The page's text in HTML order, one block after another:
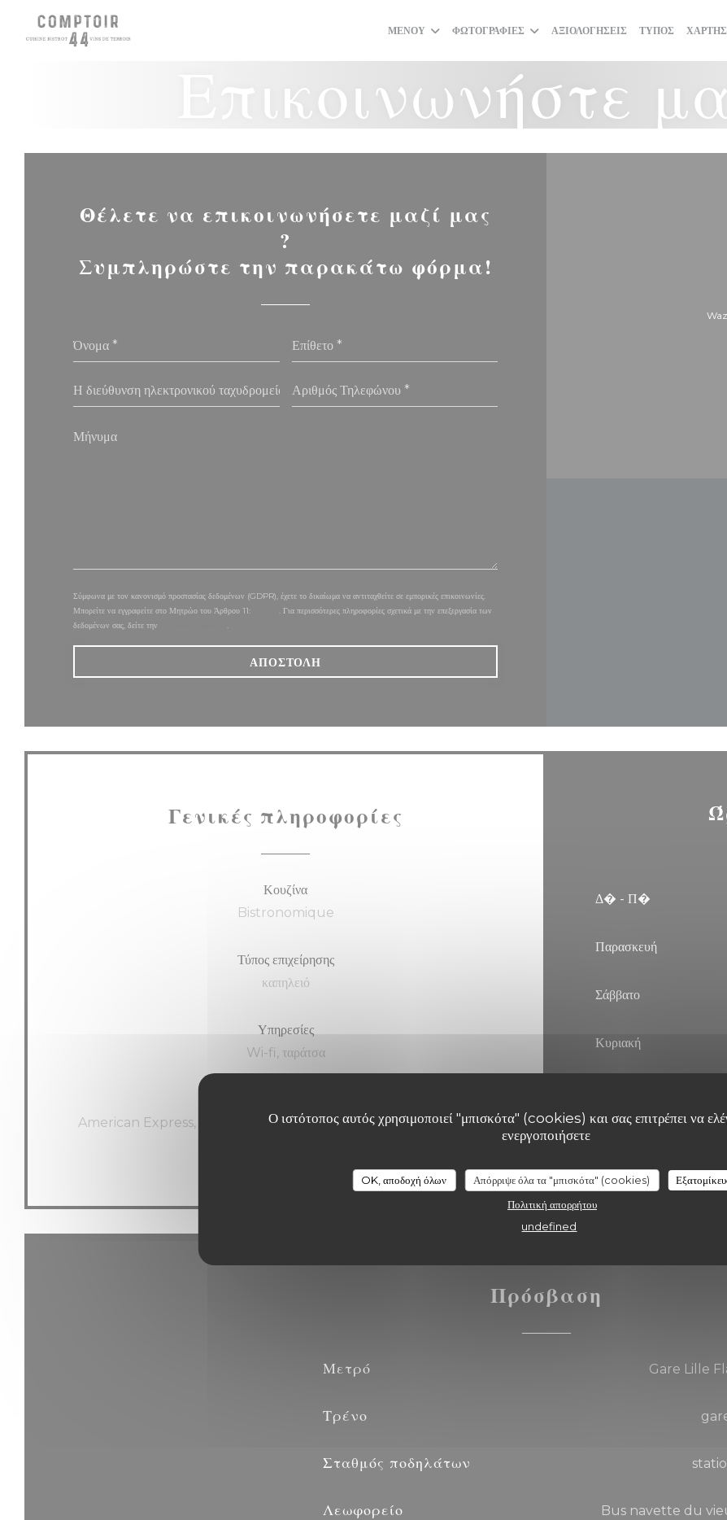
Πίνακας διαχείρισης "Μπισκότων" (Cookies)
Ο ιστότοπος αυτός χρησιμοποιεί "μπισκότα" (cookies) και σας επιτρέπει να
ενεργοποιήσετε
OK, αποδοχή όλων Απόρριψε όλα τα "μπισκότα" (cookies)
Πολιτική απορρήτου
undefined
ΜΕΝΟΎ ΦΩΤΟΓΡΑΦΊΕΣ ΑΞΙΟΛΟΓΉΣΕΙΣ ΤΎΠΟΣ
Επικοινωνήστε
Θέλετε να επικοινωνήσετε μαζί μας
?
Συμπληρώστε την παρακάτω φόρμα!
Σύμφωνα με τον κανονισμό προστασίας δεδομένων (GDPR), έχετε το δικαίωμα να αντιταχθείτε σε εμπορικές επικοινωνίες.
Μπορείτε να εγγραφείτε στο Μητρώο του Άρθρου 11:
. Για περισσότερες πληροφορίες σχετικά με την επεξεργασία των
δεδομένων σας, δείτε την
.
Γενικές πληροφορίες
Κουζίνα
Bistronomique
Τύπος επιχείρησης
καπηλειό
Υπηρεσίες
Wi-fi, ταράτσα
American Express, Visa, Eurocard / Mastercard, Μετρητά, Χρεωστική
Δ� - Π�
Παρασκευή
Σάββατο
Κυριακή
Πρόσβαση
Μετρό Gare Lille
Τρένο
Σταθμός ποδηλάτων
Λεωφορείο Bus navette du